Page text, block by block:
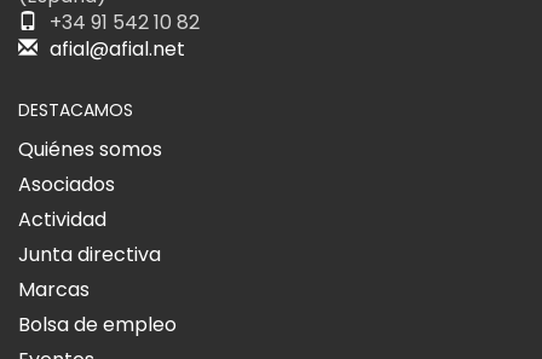
+34 91 542 10 82
afial@afial.net
DESTACAMOS
Quiénes somos
Asociados
Actividad
Junta directiva
Marcas
Bolsa de empleo